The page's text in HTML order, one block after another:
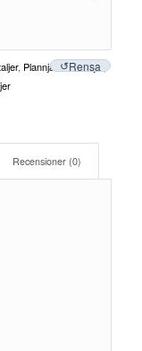
Rensa
, Plannja Plåtdetaljer
Recensioner (0)